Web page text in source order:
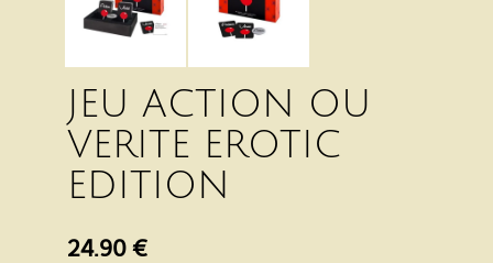
JEU ACTION OU
VERITE EROTIC
EDITION
24.90 €